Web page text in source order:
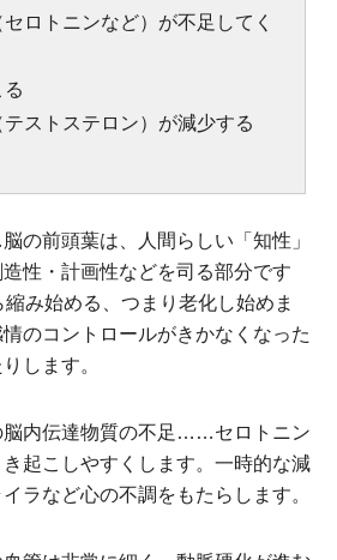
ロトニンなど）が不足してく
ストステロン）が減少する
前頭葉は、人間らしい「知性」
性・計画性などを司る部分です
み始める、つまり老化し始めま
のコントロールがきかなくなった
します。
内伝達物質の不足……セロトニン
起こしやすくします。一時的な減
ラなど心の不調をもたらします。